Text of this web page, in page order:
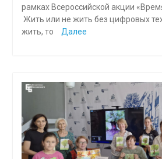
рамках Всероссийской акции
Жить или не жить без цифровых
жить, то
Далее